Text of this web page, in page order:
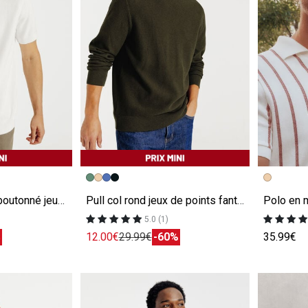
Polo en maille col boutonné jeux de points
Image précédente
Image suivante
Pull col rond jeux de points fantaisie
5.0 (1)
12.00€29.99€-60%
Image
Image
35.99€